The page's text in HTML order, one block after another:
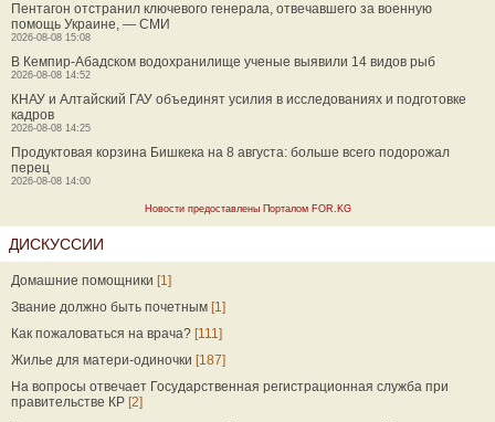
Пентагон отстранил ключевого генерала, отвечавшего за военную
помощь Украине, — СМИ
2026-08-08 15:08
В Кемпир-Абадском водохранилище ученые выявили 14 видов рыб
2026-08-08 14:52
КНАУ и Алтайский ГАУ объединят усилия в исследованиях и подготовке
кадров
2026-08-08 14:25
Продуктовая корзина Бишкека на 8 августа: больше всего подорожал
перец
2026-08-08 14:00
Новости предоставлены Порталом FOR.KG
ДИСКУССИИ
Домашние помощники [1]
Звание должно быть почетным [1]
Как пожаловаться на врача? [111]
Жилье для матери-одиночки [187]
На вопросы отвечает Государственная регистрационная служба при
правительстве КР [2]